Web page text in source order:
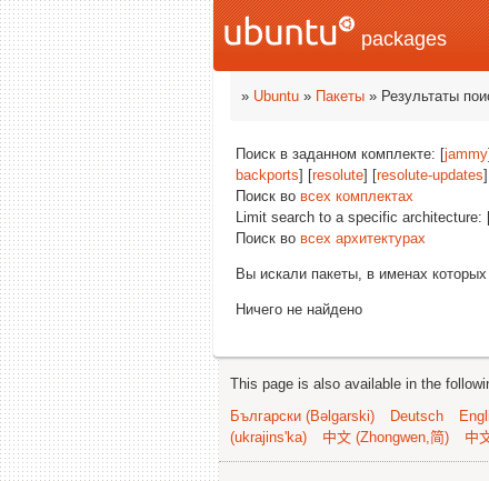
packages
» Ubuntu » Пакеты » Результаты
Поиск в заданном комплекте: [jammy
backports] [resolute] [resolute-updates
Поиск во всех комплектах
Limit search to a specific architecture:
Поиск во всех архитектурах
Вы искали пакеты, в именах которых
Ничего не найдено
This page is also available in the
Български (Bəlgarski)
Deutsch
(ukrajins'ka)
中文 (Zhongwen,简) 中